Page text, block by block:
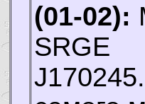
(01-02):
SRGE